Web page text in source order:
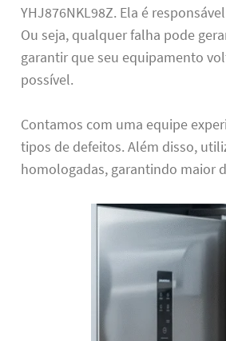
YHJ876NKL98Z. Ela é
Ou seja, qualquer falha pode
garantir que seu equipamento
possível.
Contamos com uma equipe
tipos de defeitos. Além disso,
homologadas, garantindo maior